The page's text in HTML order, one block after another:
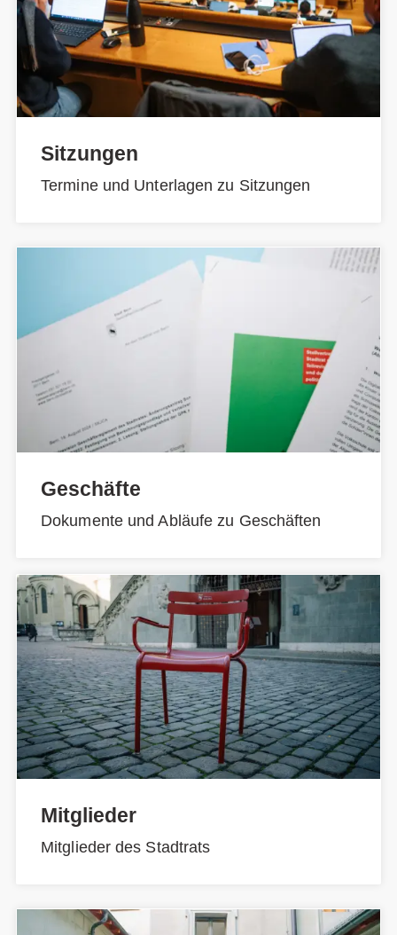
Sitzungen
Termine und Unterlagen zu Sitzungen
Geschäfte
Dokumente und Abläufe zu Geschäften
Mitglieder
Mitglieder des Stadtrats